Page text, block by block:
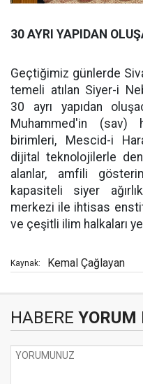
30 AYRI YAPIDAN
Geçtiğimiz günlerde
temeli atılan Siyer-i
30 ayrı yapıdan
Muhammed'in (sav)
birimleri, Mescid-i
dijital teknolojilerle
alanlar, amfili
kapasiteli siyer
merkezi ile ihtisas
ve çeşitli ilim halkaları
Kaynak: Kemal Çağlayan
HABERE YORUM